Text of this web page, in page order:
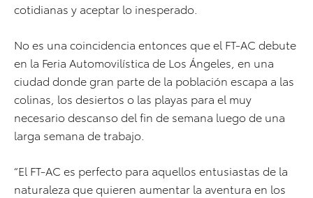
cotidianas y aceptar lo inesperado.
No es una coincidencia entonces que el FT-AC debute
en la Feria Automovilística de Los Ángeles, en una
ciudad donde gran parte de la población escapa a las
colinas, los desiertos o las playas para el muy
necesario descanso del fin de semana luego de una
larga semana de trabajo.
“El FT-AC es perfecto para aquellos entusiastas de la
naturaleza que quieren aumentar la aventura en los